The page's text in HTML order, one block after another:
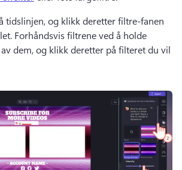
tidslinjen, og klikk deretter filtre-fanen
Forhåndsvis filtrene ved å holde
dem, og klikk deretter på filteret du vil